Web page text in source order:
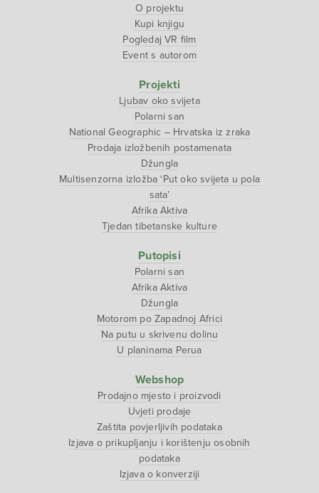
O projektu
Kupi knjigu
Pogledaj VR film
Event s autorom
Projekti
Ljubav oko svijeta
Polarni san
National Geographic – Hrvatska iz zraka
Prodaja izložbenih postamenata
Džungla
Multisenzorna izložba ‘Put oko svijeta u pola
sata’
Afrika Aktiva
Tjedan tibetanske kulture
Putopisi
Polarni san
Afrika Aktiva
Džungla
Motorom po Zapadnoj Africi
Na putu u skrivenu dolinu
U planinama Perua
Webshop
Prodajno mjesto i proizvodi
Uvjeti prodaje
Zaštita povjerljivih podataka
Izjava o prikupljanju i korištenju osobnih
podataka
Izjava o konverziji